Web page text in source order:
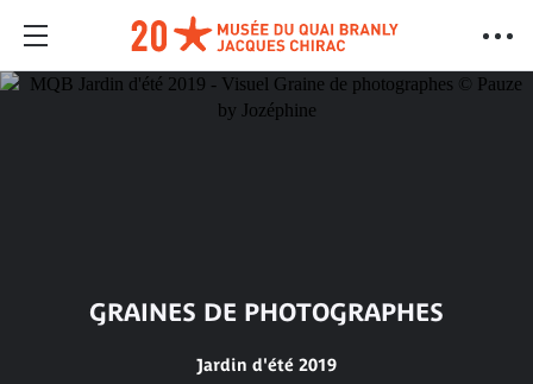
GRAINES DE PHOTOGRAPHES
Jardin d'été 2019